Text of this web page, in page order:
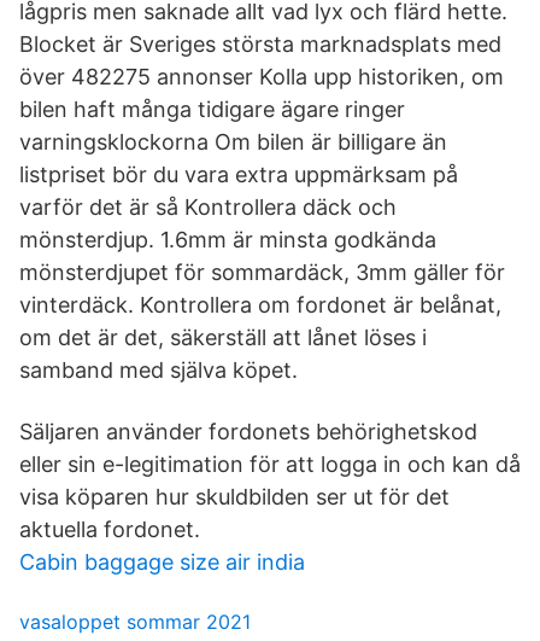
lågpris men saknade allt vad lyx och flärd hette.
Blocket är Sveriges största marknadsplats med
över 482275 annonser Kolla upp historiken, om
bilen haft många tidigare ägare ringer
varningsklockorna Om bilen är billigare än
listpriset bör du vara extra uppmärksam på
varför det är så Kontrollera däck och
mönsterdjup. 1.6mm är minsta godkända
mönsterdjupet för sommardäck, 3mm gäller för
vinterdäck. Kontrollera om fordonet är belånat,
om det är det, säkerställ att lånet löses i
samband med själva köpet.
Säljaren använder fordonets behörighetskod
eller sin e-legitimation för att logga in och kan då
visa köparen hur skuldbilden ser ut för det
aktuella fordonet.
Cabin baggage size air india
vasaloppet sommar 2021